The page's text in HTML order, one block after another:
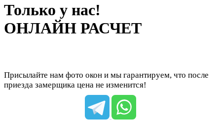
Только у нас!
ОНЛАЙН РАСЧЕТ
Присылайте нам фото окон и мы гарантируем, что после
приезда замерщика цена не изменится!